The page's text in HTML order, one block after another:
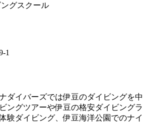
グスクール
1
ダイバーズでは伊豆のダイビングを中
ングツアーや伊豆の格安ダイビングラ
験ダイビング、伊豆海洋公園でのナイ